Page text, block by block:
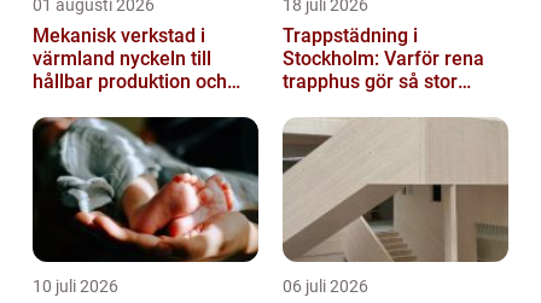
01 augusti 2026
Mekanisk verkstad i
värmland nyckeln till
hållbar produktion och
18 juli 2026
Trappstädning i
Stockholm: Varför rena
trapphus gör så stor
10 juli 2026 06 juli 2026